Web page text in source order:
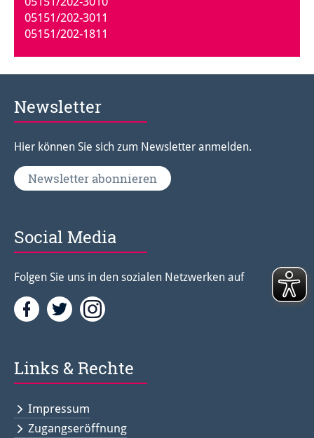
05151/202-3011
05151/202-1811
Newsletter
Hier können Sie sich zum Newsletter anmelden.
Newsletter abonnieren
Social Media
Folgen Sie uns in den sozialen Netzwerken auf
FacebookTwitter<
Links & Rechte
Impressum
Zugangseröffnung